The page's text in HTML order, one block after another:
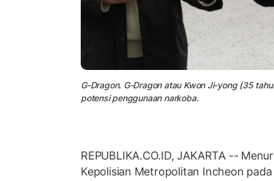
G-Dragon. G-Dragon atau Kwon Ji-yong (35
potensi penggunaan narkoba.
REPUBLIKA.CO.ID, JAKARTA --
Kepolisian Metropolitan Incheon